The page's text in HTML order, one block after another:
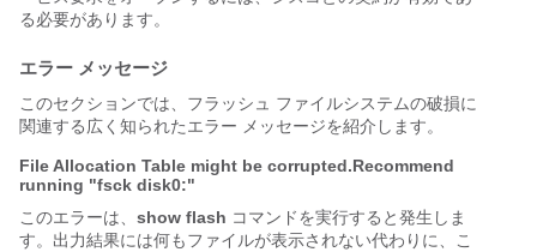
る必要があります。
エラー メッセージ
このセクションでは、フラッシュ ファイルシステムの破損に
関連する広く知られたエラー メッセージを紹介します。
File Allocation Table might be corrupted.Recommend
running "fsck disk0:"
このエラーは、 show flash コマンドを実行すると発生しま
す。出力結果には何もファイルが表示されない代わりに、こ